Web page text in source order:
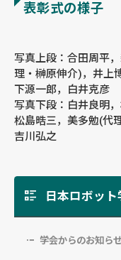
表彰式の様子
写真上段：合田周平
理・榊原伸介)，井上
下源一郎，白井克彦
写真下段：白井良明
松島晧三，美多勉(代
吉川弘之
日本ロボッ
学会からのお知ら